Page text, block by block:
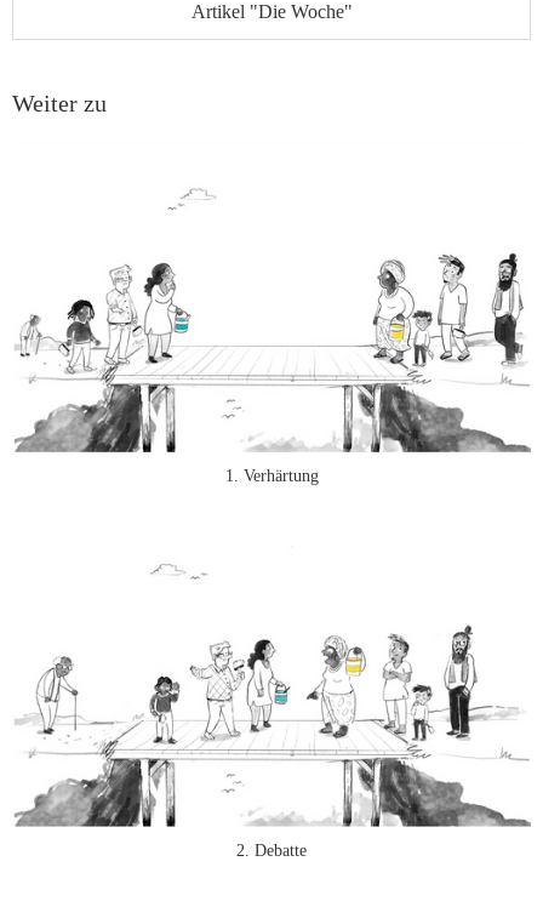
Artikel "Die Woche"
Weiter zu
1. Verhärtung
2. Debatte